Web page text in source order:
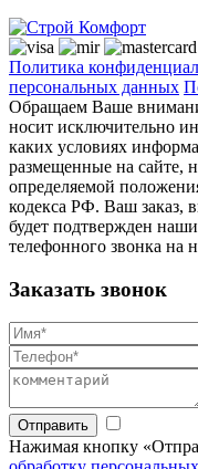
Политика
персональных данных
Обращаем Ваше
носит исключительно
каких условиях
размещенные на сайте,
определяемой
кодекса РФ. Ваш заказ,
будет подтвержден
телефонного звонка на
Заказать звонок
Отправить
Нажимая кнопку